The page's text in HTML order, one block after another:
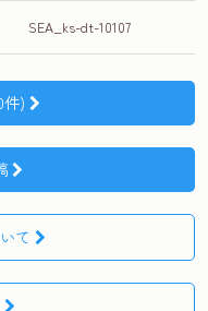
SEA_ks-dt-10107
件)
て